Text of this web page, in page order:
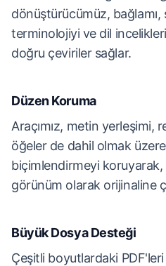
dönüştürücümüz,
terminolojiyi ve dil
doğru çeviriler sağlar.
Düzen Koruma
Araçımız, metin yerleşimi,
öğeler de dahil olmak
biçimlendirmeyi
görünüm olarak orijinaline
Büyük Dosya Desteği
Çeşitli boyutlardaki PDF'leri